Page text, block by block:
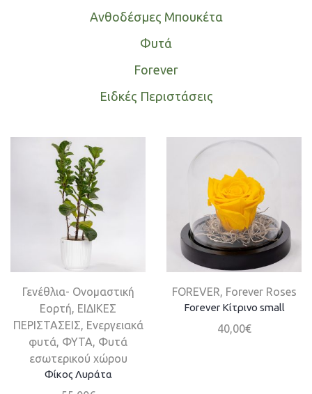
Ανθοδέσμες Μπουκέτα
Φυτά
Forever
Ειδκές Περιστάσεις
Γενέθλια- Ονομαστική
Εορτή ΕΙΔΙΚΕΣ
ΠΕΡΙΣΤΑΣΕΙΣ Ενεργειακά
φυτά ΦΥΤΑ Φυτά
εσωτερικού χώρου
Φίκος Λυράτα
FOREVER Forever Roses
Forever Κίτρινο small
40,00€